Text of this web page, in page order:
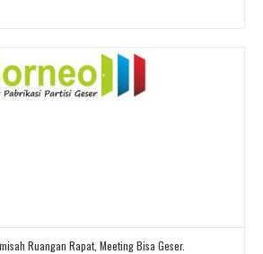
Ruangan Rapat, Meeting Bisa Geser.